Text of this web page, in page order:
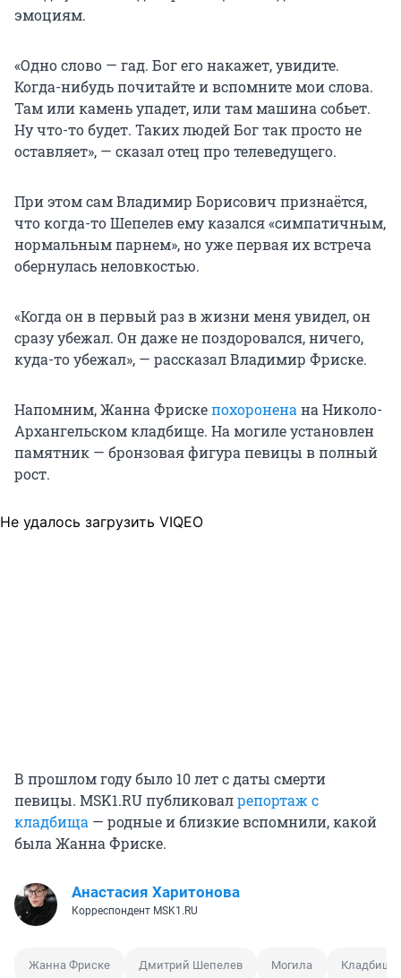
эмоциям.
«Одно слово — гад. Бог его накажет, увидите.
Когда-нибудь почитайте и вспомните мои слова.
Там или камень упадет, или там машина собьет.
Ну что-то будет. Таких людей Бог так просто не
оставляет», — сказал отец про телеведущего.
При этом сам Владимир Борисович признаётся,
что когда-то Шепелев ему казался «симпатичным,
нормальным парнем», но уже первая их встреча
обернулась неловкостью.
«Когда он в первый раз в жизни меня увидел, он
сразу убежал. Он даже не поздоровался, ничего,
куда-то убежал», — рассказал Владимир Фриске.
Напомним, Жанна Фрискепохоронена на Николо-
Архангельском кладбище. На могиле установлен
памятник — бронзовая фигура певицы в полный
рост.
Не удалось загрузить VIQEO
В прошлом году было 10 лет с даты смерти
певицы. MSK1.RU публиковалрепортаж с
кладбища — родные и близкие вспомнили, какой
была Жанна Фриске.
Анастасия Харитонова
Корреспондент MSK1.RU
Жанна Фриске Дмитрий Шепелев Могила Кладбище